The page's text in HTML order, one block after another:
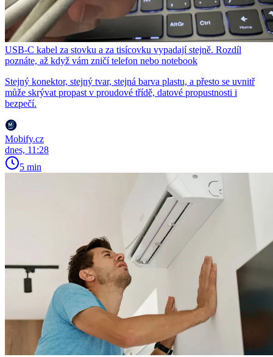
USB-C kabel za stovku a za tisícovku vypadají stejně. Rozdíl
poznáte, až když vám zničí telefon nebo notebook
Stejný konektor, stejný tvar, stejná barva plastu, a přesto se uvnitř
může skrývat propast v proudové třídě, datové propustnosti i
bezpečí.
Mobify.cz
dnes, 11:28
5 min